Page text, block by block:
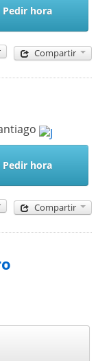
Pedir hora
Compartir
Pedir hora
Compartir